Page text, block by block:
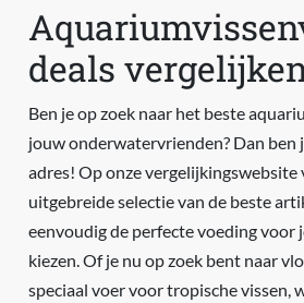
deals
Ben je op zoek naar het beste
jouw onderwatervrienden? Dan ben
adres! Op onze vergelijkingswebsite
uitgebreide selectie van de beste
eenvoudig de perfecte voeding voor
kiezen. Of je nu op zoek bent naar
speciaal voer voor tropische vissen,